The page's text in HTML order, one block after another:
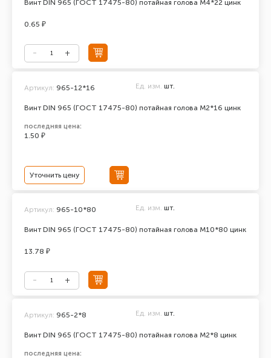
Винт DIN 965 (ГОСТ 17475-80) потайная голова М4*22 цинк
0.65 ₽
Винт DIN 965 (ГОСТ 17475-80) потайная голова М2*16 цинк
Артикул: 965-12*16 Ед. изм. шт.
последняя цена:
1.50 ₽
Уточнить цену
Винт DIN 965 (ГОСТ 17475-80) потайная голова М10*80 цинк
Артикул: 965-10*80 Ед. изм. шт.
13.78 ₽
Винт DIN 965 (ГОСТ 17475-80) потайная голова М2*8 цинк
Артикул: 965-2*8 Ед. изм. шт.
последняя цена: